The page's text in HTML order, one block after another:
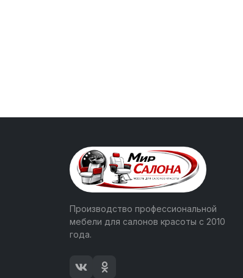
Производство профессиональной
мебели для салонов красоты с 2010
года.